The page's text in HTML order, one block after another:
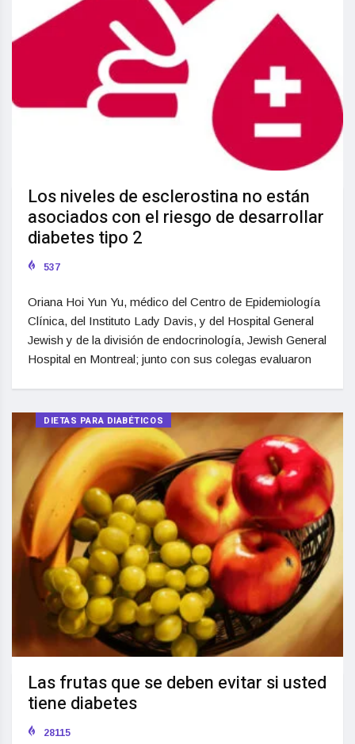
Los niveles de esclerostina no están
asociados con el riesgo de desarrollar
diabetes tipo 2
537
Oriana Hoi Yun Yu, médico del Centro de Epidemiología
Clínica, del Instituto Lady Davis, y del Hospital General
Jewish y de la división de endocrinología, Jewish General
Hospital en Montreal; junto con sus colegas evaluaron
DIETAS PARA DIABÉTICOS
Las frutas que se deben evitar si usted
tiene diabetes
28115